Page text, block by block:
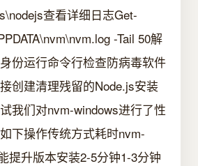
查看详细日志Get-
-Tail 50解
份运行命令行检查防病毒软件
创建清理残留的Node.js安装
我们对nvm-windows进行了性
下操作传统方式耗时nvm-
提升版本安装2-5分钟1-3分钟